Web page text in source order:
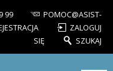
99
POMOC@ASIST-
ZALOGUJ
SIĘ
SZUKAJ